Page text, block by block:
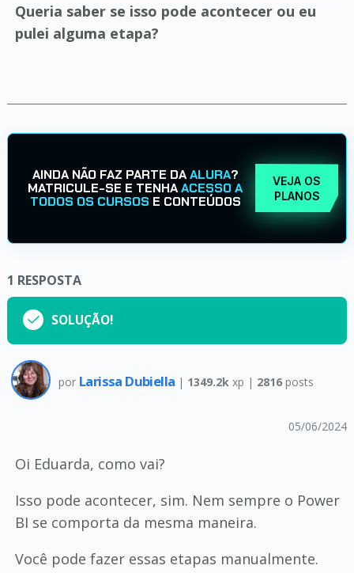
Queria saber se isso pode acontecer ou eu
pulei alguma etapa?
AINDA NÃO FAZ PARTE DAALURA?
MATRICULE-SE E TENHAACESSO A
TODOS OS CURSOS E CONTEÚDOS
VEJA OS
PLANOS
1 RESPOSTA
SOLUÇÃO!
por Larissa Dubiella | 1349.2kxp | 2816posts
05/06/2024
Oi Eduarda, como vai?
Isso pode acontecer, sim. Nem sempre o Power
BI se comporta da mesma maneira.
Você pode fazer essas etapas manualmente.